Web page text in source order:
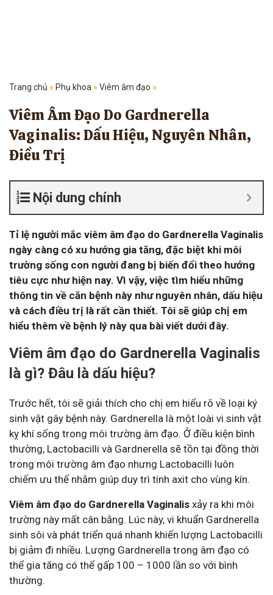
Trang chủ » Phụ khoa » Viêm âm đạo »
Viêm Âm Đạo Do Gardnerella
Vaginalis: Dấu Hiệu, Nguyên Nhân,
Điều Trị
Nội dung chính
Tỉ lệ người mắc viêm âm đạo do Gardnerella Vaginalis
ngày càng có xu hướng gia tăng, đặc biệt khi môi
trường sống con người đang bị biến đổi theo hướng
tiêu cực như hiện nay. Vì vậy, việc tìm hiểu những
thông tin về căn bệnh này như nguyên nhân, dấu hiệu
và cách điều trị là rất cần thiết. Tôi sẽ giúp chị em
hiểu thêm về bệnh lý này qua bài viết dưới đây.
Viêm âm đạo do Gardnerella Vaginalis
là gì? Đâu là dấu hiệu?
Trước hết, tôi sẽ giải thích cho chị em hiểu rõ về loại ký
sinh vật gây bệnh này. Gardnerella là một loài vi sinh vật
kỵ khí sống trong môi trường âm đạo. Ở điều kiện bình
thường, Lactobacilli và Gardnerella sẽ tồn tại đồng thời
trong môi trường âm đạo nhưng Lactobacilli luôn
chiếm ưu thế nhằm giúp duy trì tính axit cho vùng kín.
Viêm âm đạo do Gardnerella Vaginalis xảy ra khi môi
trường này mất cân bằng. Lúc này, vi khuẩn Gardnerella
sinh sôi và phát triển quá nhanh khiến lượng Lactobacilli
bị giảm đi nhiều. Lượng Gardnerella trong âm đạo có
thể gia tăng có thể gấp 100 – 1000 lần so với bình
thường.